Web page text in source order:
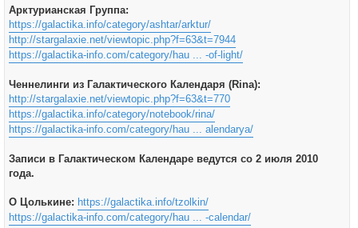
Арктурианская Группа:
https://galactika.info/category/ashtar/arktur/
http://stargalaxie.net/viewtopic.php?f=63&t=7944
https://galactika-info.com/category/hau ... -of-light/
Ченнелинги из Галактического Календаря (Rina):
http://stargalaxie.net/viewtopic.php?f=63&t=770
https://galactika.info/category/notebook/rina/
https://galactika-info.com/category/hau ... alendarya/
Записи в Галактическом Календаре ведутся со 2 июля 2010
года.
О Цолькине: https://galactika.info/tzolkin/
https://galactika-info.com/category/hau ... -calendar/